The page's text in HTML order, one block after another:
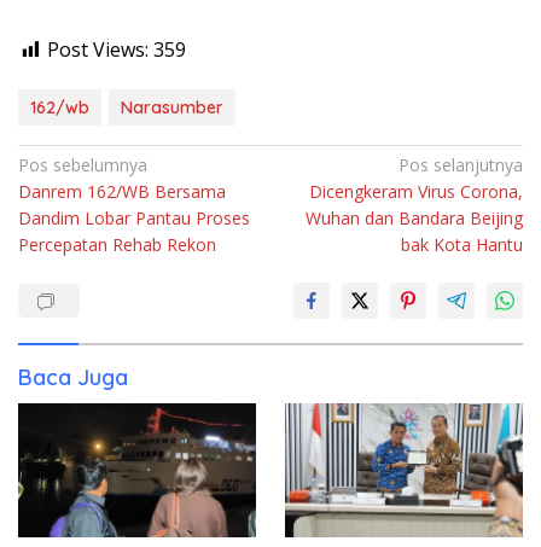
Post Views: 359
162/wb Narasumber
Navigasi
pos
Pos sebelumnya
Danrem 162/WB Bersama
Dandim Lobar Pantau Proses
Percepatan Rehab Rekon
Pos selanjutnya
Dicengkeram Virus Corona,
Wuhan dan Bandara Beijing
bak Kota Hantu
Baca Juga